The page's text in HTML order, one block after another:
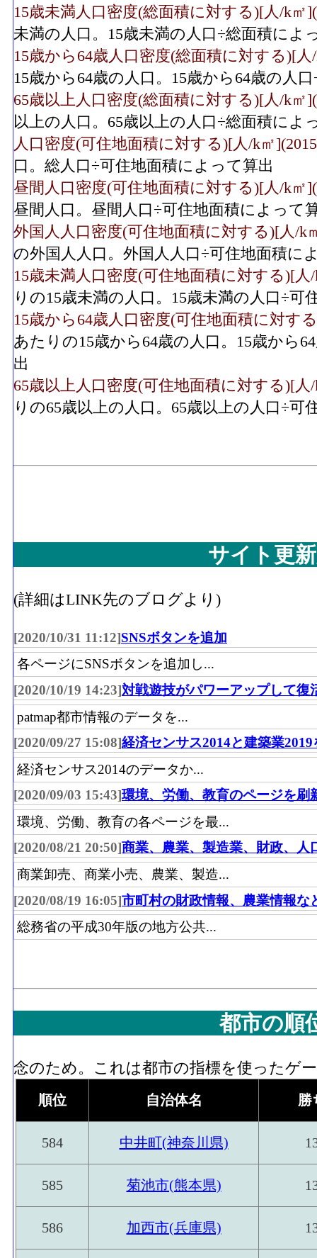
15歳未満人口密度(総面積に対する)[人/k㎡
未満の人口。15歳未満の人口÷総面積によ
15歳から64歳人口密度(総面積に対する)[人
15歳から64歳の人口。15歳から64歳の人
65歳以上人口密度(総面積に対する)[人/k㎡
以上の人口。65歳以上の人口÷総面積によ
人口密度(可住地面積に対する)[人/k㎡
口。総人口÷可住地面積によって算出
昼間人口密度(可住地面積に対する)[人/k㎡
昼間人口。昼間人口÷可住地面積によって
外国人人口密度(可住地面積に対する)[人/k
の外国人人口。外国人人口÷可住地面積に
15歳未満人口密度(可住地面積に対する)[人
りの15歳未満の人口。15歳未満の人口÷可
15歳から64歳人口密度(可住地面積に対す
あたりの15歳から64歳の人口。15歳から
出
65歳以上人口密度(可住地面積に対する)[人/
りの65歳以上の人口。65歳以上の人口÷可
サイト更
(詳細はLINK先のブログより)
[2020/10/31 11:12]SNSボタンを追加
各ページにSNSボタンを追加し...
[2020/10/19 14:23]対戦遊技がパワーアップして復
patmap都市情報のデータを...
[2020/09/27 15:08]経済センサス2014と建築業2019
経済センサス2014のデータか...
[2020/09/03 15:43]環境、労働、教育のページを刷
環境、労働、教育の各ページを最...
[2020/08/21 20:50]商業、農業、製造業、財政、人
商業卸売、商業小売、農業、製造...
[2020/08/19 16:05]市町村の財政情報、農業情報な
総務省の平成30年版の地方公共...
都市の順
念のため。これは都市の指標を使ったゲ
順位 自治体名 勝
584 中井町(神奈川県)
585 菊池市(熊本県)
586 加西市(兵庫県)